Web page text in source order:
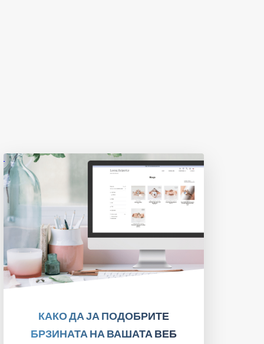
КАКО ДА ЈА ПОДОБРИТЕ
БРЗИНАТА НА ВАШАТА ВЕБ
ПРОЧИТАЈТЕ!